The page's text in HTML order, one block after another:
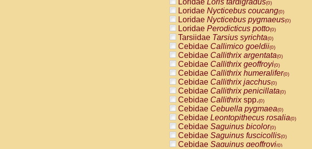
Loridae Loris tardigradus(0)
Loridae Nycticebus coucang(0)
Loridae Nycticebus pygmaeus(0)
Loridae Perodicticus potto(0)
Tarsiidae Tarsius syrichta(0)
Cebidae Callimico goeldii(0)
Cebidae Callithrix argentata(0)
Cebidae Callithrix geoffroyi(0)
Cebidae Callithrix humeralifer(0)
Cebidae Callithrix jacchus(0)
Cebidae Callithrix penicillata(0)
Cebidae Callithrixspp.(0)
Cebidae Cebuella pygmaea(0)
Cebidae Leontopithecus rosalia(0)
Cebidae Saguinus bicolor(0)
Cebidae Saguinus fuscicollis(0)
Cebidae Saguinus geoffroyi(0)